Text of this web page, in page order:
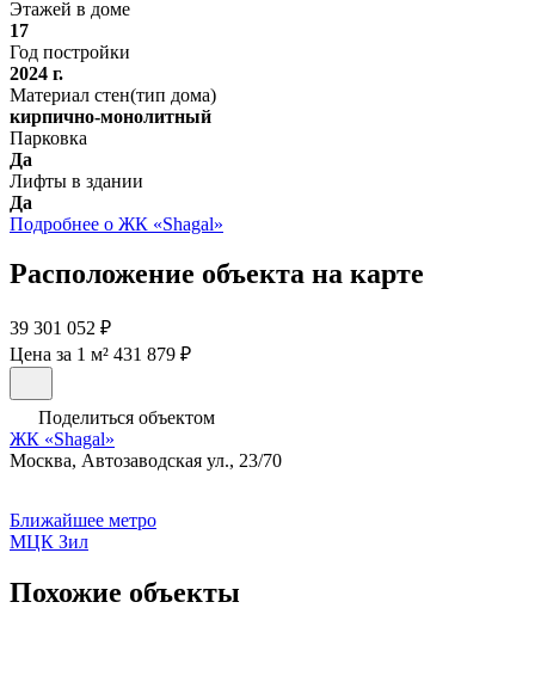
Этажей в доме
17
Год постройки
2024 г.
Материал стен(тип дома)
кирпично-монолитный
Парковка
Да
Лифты в здании
Да
Подробнее о ЖК «Shagal»
Расположение объекта на карте
39 301 052 ₽
Цена за 1 м² 431 879 ₽
Поделиться объектом
ЖК «Shagal»
Москва, Автозаводская ул., 23/70
Ближайшее метро
МЦК Зил
Похожие объекты